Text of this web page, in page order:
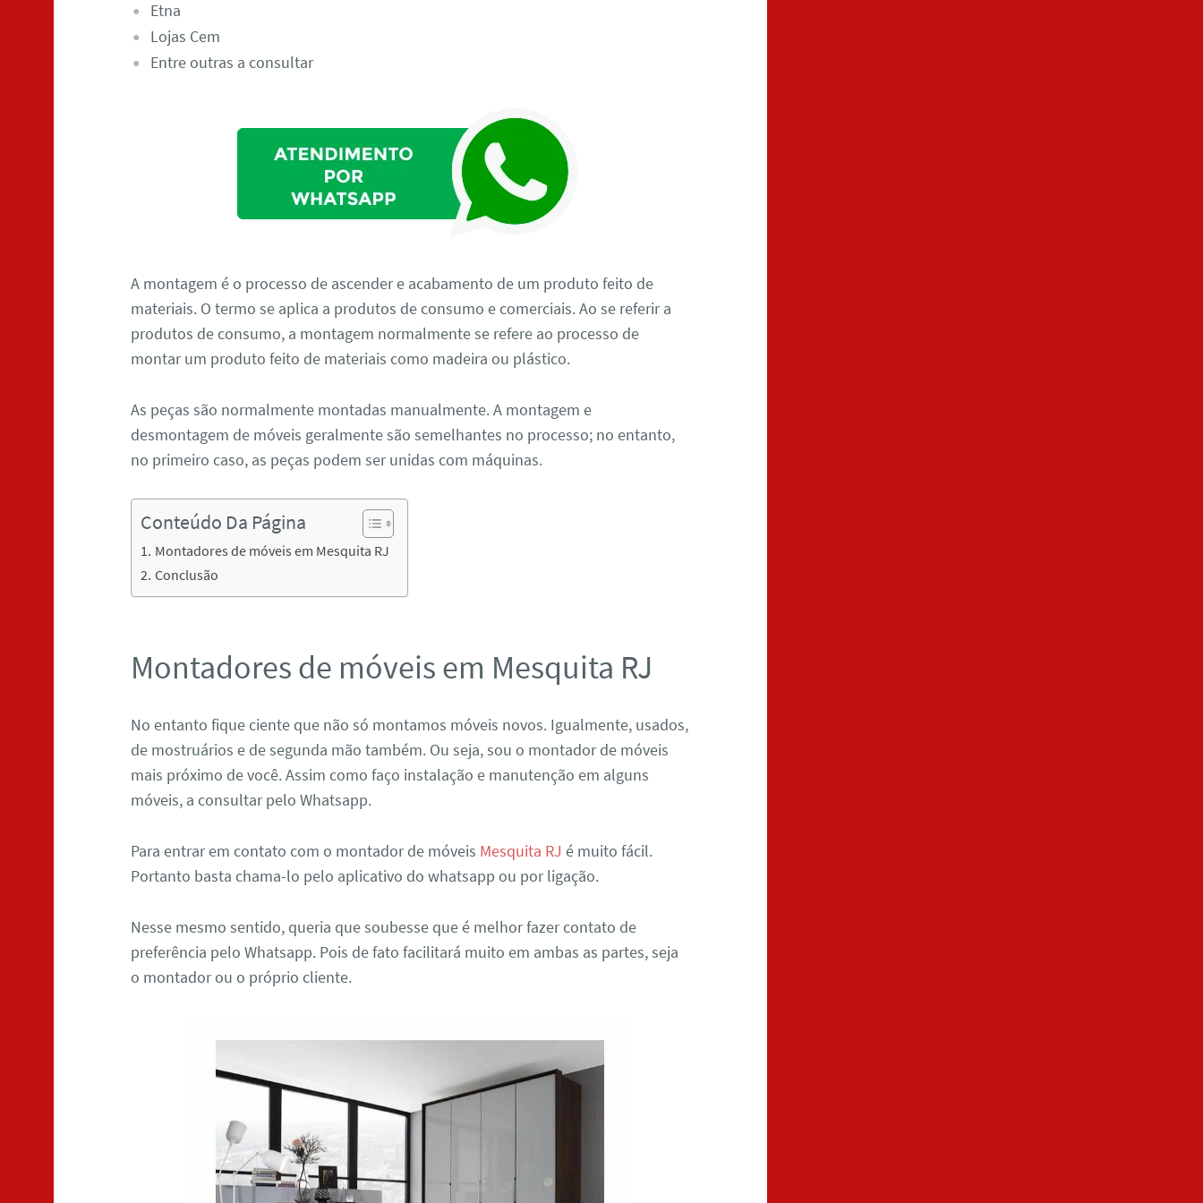
Etna
Lojas Cem
Entre outras a consultar
A montagem é o processo de ascender e acabamento de um produto feito de
materiais. O termo se aplica a produtos de consumo e comerciais. Ao se referir a
produtos de consumo, a montagem normalmente se refere ao processo de
montar um produto feito de materiais como madeira ou plástico.
As peças são normalmente montadas manualmente. A montagem e
desmontagem de móveis geralmente são semelhantes no processo; no entanto,
no primeiro caso, as peças podem ser unidas com máquinas.
Conteúdo Da Página
Montadores de móveis em Mesquita RJ
Conclusão
Montadores de móveis em Mesquita RJ
No entanto fique ciente que não só montamos móveis novos. Igualmente, usados,
de mostruários e de segunda mão também. Ou seja, sou o montador de móveis
mais próximo de você. Assim como faço instalação e manutenção em alguns
móveis, a consultar pelo Whatsapp.
Para entrar em contato com o montador de móveis Mesquita RJ é muito fácil.
Portanto basta chama-lo pelo aplicativo do whatsapp ou por ligação.
Nesse mesmo sentido, queria que soubesse que é melhor fazer contato de
preferência pelo Whatsapp. Pois de fato facilitará muito em ambas as partes, seja
o montador ou o próprio cliente.